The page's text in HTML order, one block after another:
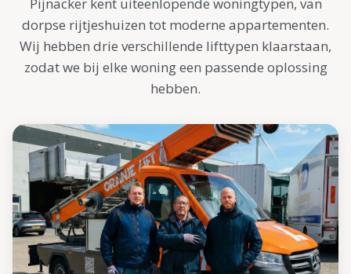
dorpse rijtjeshuizen tot moderne appartementen.
Wij hebben drie verschillende lifttypen klaarstaan,
zodat we bij elke woning een passende oplossing
hebben.